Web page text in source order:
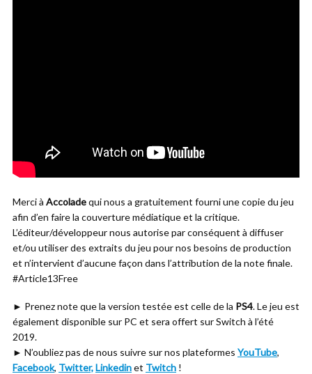
Merci à Accoladequi nous a gratuitement fourni une copie du jeu
afin d’en faire la couverture médiatique et la critique.
L’éditeur/développeur nous autorise par conséquent à diffuser
et/ou utiliser des extraits du jeu pour nos besoins de production
et n’intervient d’aucune façon dans l’attribution de la note finale.
#Article13Free
► Prenez note que la version testée est celle de la PS4. Le jeu est
également disponible sur PC et sera offert sur Switch à l’été
2019.
► N’oubliez pas de nous suivre sur nos plateformes YouTube,
Facebook, Twitter,Linkedinet Twitch !